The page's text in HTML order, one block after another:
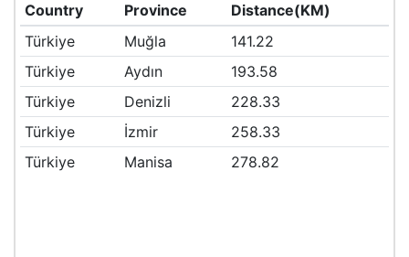
Country
Province
Distance(KM)
Türkiye
Muğla
141.22
Türkiye
Aydın
193.58
Türkiye
Denizli
228.33
Türkiye
İzmir
258.33
Türkiye
Manisa 278.82